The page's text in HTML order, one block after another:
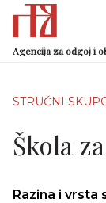
Agencija za odgoj i
STRUČNI
Škola
Razina i vrsta